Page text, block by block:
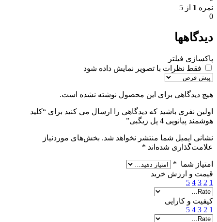
نمره 1 از 5
0
دیدگاهها
پاکسازی فیلتر
فقط نظرات با تصویر نمایش داده شود
هیچ دیدگاهی برای این محصول نوشته نشده است.
اولین نفری باشید که دیدگاهی را ارسال می کنید برای “کلید
هوشمند پیانویی 4 پل زیگبی”
نشانی ایمیل شما منتشر نخواهد شد. بخش‌های موردنیاز
علامت‌گذاری شده‌اند *
امتیاز شما *
قیمت و ارزش خرید
1
2
3
4
5
کیفیت و کارایی
1
2
3
4
5